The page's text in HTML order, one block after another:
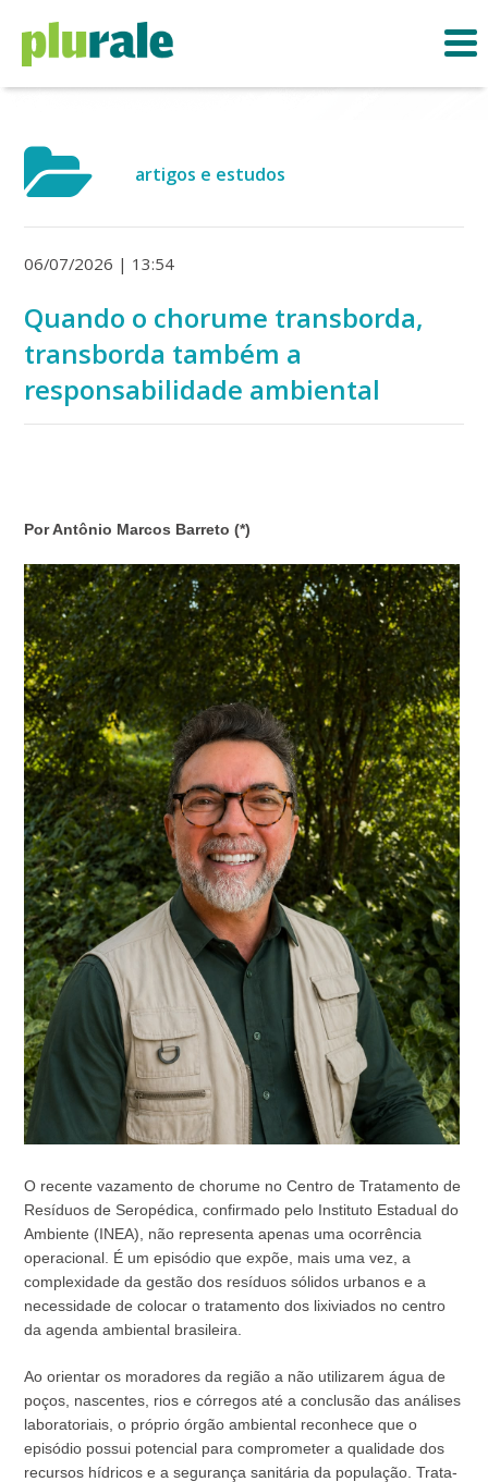
artigos e estudos
06/07/2026 | 13:54
Quando o chorume transborda,
transborda também a
responsabilidade ambiental
Por Antônio Marcos Barreto (*)
O recente vazamento de chorume no Centro de Tratamento de
Resíduos de Seropédica, confirmado pelo Instituto Estadual do
Ambiente (INEA), não representa apenas uma ocorrência
operacional. É um episódio que expõe, mais uma vez, a
complexidade da gestão dos resíduos sólidos urbanos e a
necessidade de colocar o tratamento dos lixiviados no centro
da agenda ambiental brasileira.
Ao orientar os moradores da região a não utilizarem água de
poços, nascentes, rios e córregos até a conclusão das análises
laboratoriais, o próprio órgão ambiental reconhece que o
episódio possui potencial para comprometer a qualidade dos
recursos hídricos e a segurança sanitária da população. Trata-